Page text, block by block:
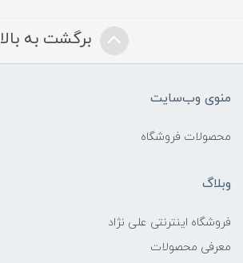
برگشت به بالا
منوی وب‌سایت
محصولات فروشگاه
وبلاگ
فروشگاه اینترنتی علی نژاد
معرفی محصولات